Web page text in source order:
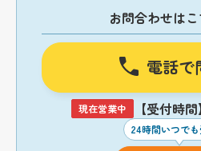
お問合わせは
電話で
現在営業中 【受付時
24時間いつで